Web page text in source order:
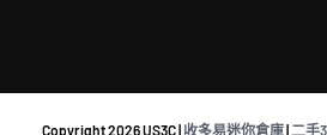
Copyright2026 US3C | 收多易迷你倉庫 二手